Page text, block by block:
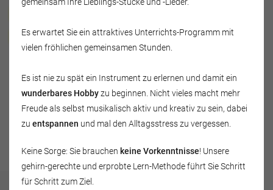
Musikschule Fröhlich
Beate Dreier
02785 Olbersdorf
Deutschland
Tel.: 03583-691164
Es erwartet Sie ein attraktives Unterrichts-Programm mit
vielen fröhlichen gemeinsamen Stunden.
Es ist nie zu spät ein Instrument zu erlernen und damit ein
wunderbares Hobbyzu beginnen. Nicht vieles macht mehr
Freude als selbst musikalisch aktiv und kreativ zu sein, dabei
zu entspannen und mal den Alltagsstress zu vergessen.
Keine Sorge: Sie brauchen keine Vorkenntnisse! Unsere
gehirn-gerechte und erprobte Lern-Methode führt Sie Schritt
für Schritt zum Ziel.